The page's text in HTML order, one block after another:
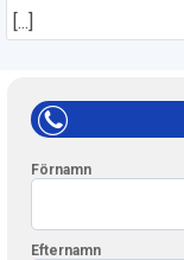
[...]
Förnamn
Efternamn